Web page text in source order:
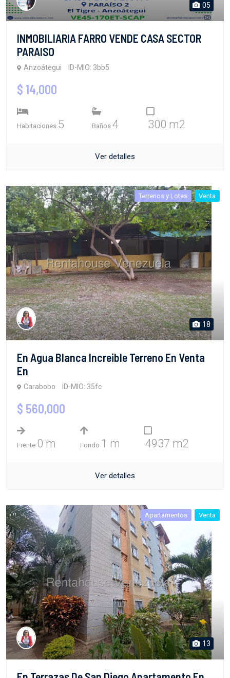
05
INMOBILIARIA FARRO VENDE CASA SECTOR
PARAISO
Anzoátegui ID-MIO: 3bb5
$ 14,000
Habitaciones 5 Baños 4 300 m2
Ver detalles
Terrenos y Lotes Venta
18
En Agua Blanca Increible Terreno En Venta
En
Carabobo ID-MIO: 35fc
$ 560,000
Frente 0 m Fondo 1 m 4937 m2
Ver detalles
Apartamentos Venta
13